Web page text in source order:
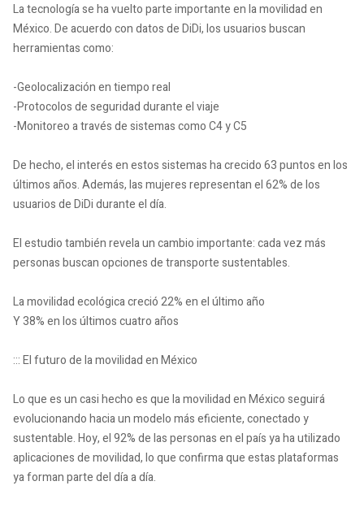
La tecnología se ha vuelto parte importante en la movilidad en
México. De acuerdo con datos de DiDi, los usuarios buscan
herramientas como:
-Geolocalización en tiempo real
-Protocolos de seguridad durante el viaje
-Monitoreo a través de sistemas como C4 y C5
De hecho, el interés en estos sistemas ha crecido 63 puntos en los
últimos años. Además, las mujeres representan el 62% de los
usuarios de DiDi durante el día.
El estudio también revela un cambio importante: cada vez más
personas buscan opciones de transporte sustentables.
La movilidad ecológica creció 22% en el último año
Y 38% en los últimos cuatro años
::: El futuro de la movilidad en México
Lo que es un casi hecho es que la movilidad en México seguirá
evolucionando hacia un modelo más eficiente, conectado y
sustentable. Hoy, el 92% de las personas en el país ya ha utilizado
aplicaciones de movilidad, lo que confirma que estas plataformas
ya forman parte del día a día.